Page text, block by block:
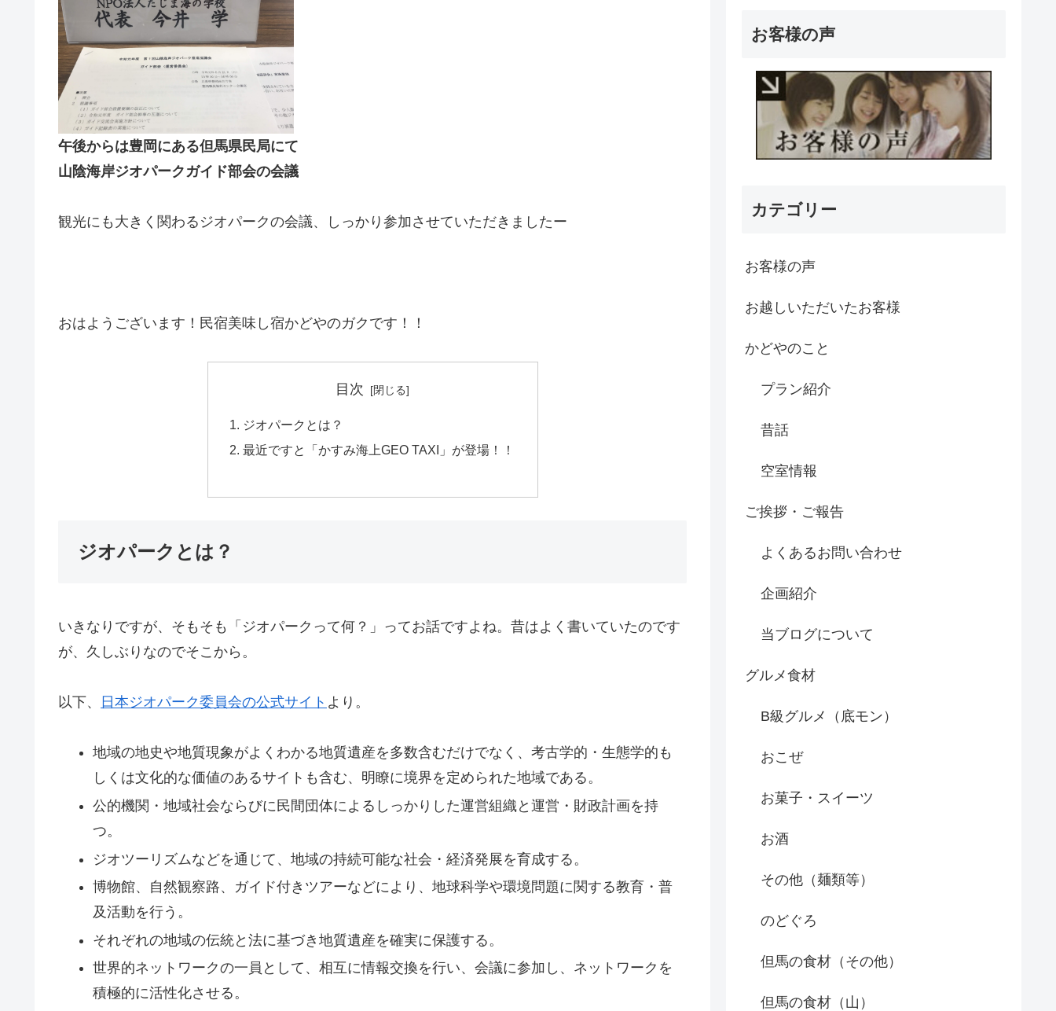
午後からは豊岡にある但馬県民局にて
山陰海岸ジオパークガイド部会の会議
観光にも大きく関わるジオパークの会議、しっかり参加させていただきましたー
おはようございます！民宿美味し宿かどやのガクです！！
目次
ジオパークとは？
最近ですと「かすみ海上GEO TAXI」が登場！！
ジオパークとは？
いきなりですが、そもそも「ジオパークって何？」ってお話ですよね。昔はよく書いていたのです
が、久しぶりなのでそこから。
以下、 日本ジオパーク委員会の公式サイト より。
地域の地史や地質現象がよくわかる地質遺産を多数含むだけでなく、考古学的・生態学的も
しくは文化的な価値のあるサイトも含む、明瞭に境界を定められた地域である。
公的機関・地域社会ならびに民間団体によるしっかりした運営組織と運営・財政計画を持
つ。
ジオツーリズムなどを通じて、地域の持続可能な社会・経済発展を育成する。
博物館、自然観察路、ガイド付きツアーなどにより、地球科学や環境問題に関する教育・普
及活動を行う。
それぞれの地域の伝統と法に基づき地質遺産を確実に保護する。
世界的ネットワークの一員として、相互に情報交換を行い、会議に参加し、ネットワークを
積極的に活性化させる。
お客様の声
カテゴリー
お客様の声
お越しいただいたお客様
かどやのこと
プラン紹介
昔話
空室情報
ご挨拶・ご報告
よくあるお問い合わせ
企画紹介
当ブログについて
グルメ食材
B級グルメ（底モン）
おこぜ
お菓子・スイーツ
お酒
その他（麺類等）
のどぐろ
但馬の食材（その他）
但馬の食材（山）